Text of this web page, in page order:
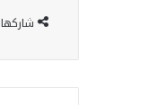
شاركها